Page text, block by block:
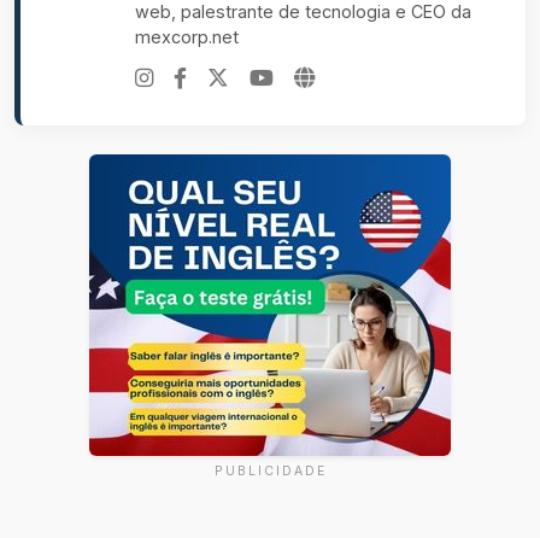
web, palestrante de tecnologia e CEO da
mexcorp.net
PUBLICIDADE